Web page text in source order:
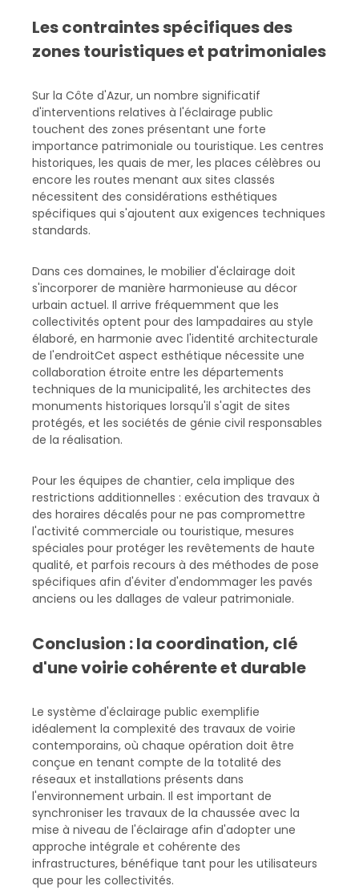
Les contraintes spécifiques des
zones touristiques et patrimoniales
Sur la Côte d'Azur, un nombre significatif
d'interventions relatives à l'éclairage public
touchent des zones présentant une forte
importance patrimoniale ou touristique. Les centres
historiques, les quais de mer, les places célèbres ou
encore les routes menant aux sites classés
nécessitent des considérations esthétiques
spécifiques qui s'ajoutent aux exigences techniques
standards.
Dans ces domaines, le mobilier d'éclairage doit
s'incorporer de manière harmonieuse au décor
urbain actuel. Il arrive fréquemment que les
collectivités optent pour des lampadaires au style
élaboré, en harmonie avec l'identité architecturale
de l'endroitCet aspect esthétique nécessite une
collaboration étroite entre les départements
techniques de la municipalité, les architectes des
monuments historiques lorsqu'il s'agit de sites
protégés, et les sociétés de génie civil responsables
de la réalisation.
Pour les équipes de chantier, cela implique des
restrictions additionnelles : exécution des travaux à
des horaires décalés pour ne pas compromettre
l'activité commerciale ou touristique, mesures
spéciales pour protéger les revêtements de haute
qualité, et parfois recours à des méthodes de pose
spécifiques afin d'éviter d'endommager les pavés
anciens ou les dallages de valeur patrimoniale.
Conclusion : la coordination, clé
d'une voirie cohérente et durable
Le système d'éclairage public exemplifie
idéalement la complexité des travaux de voirie
contemporains, où chaque opération doit être
conçue en tenant compte de la totalité des
réseaux et installations présents dans
l'environnement urbain. Il est important de
synchroniser les travaux de la chaussée avec la
mise à niveau de l'éclairage afin d'adopter une
approche intégrale et cohérente des
infrastructures, bénéfique tant pour les utilisateurs
que pour les collectivités.